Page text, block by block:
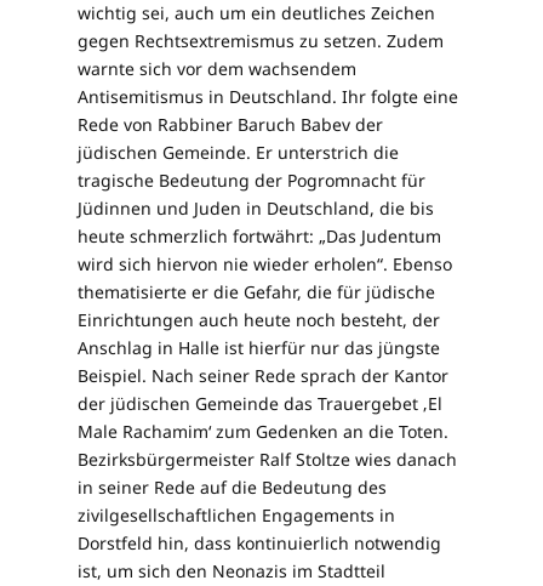
wichtig sei, auch um ein deutliches Zeichen
gegen Rechtsextremismus zu setzen. Zudem
warnte sich vor dem wachsendem
Antisemitismus in Deutschland. Ihr folgte eine
Rede von Rabbiner Baruch Babev der
jüdischen Gemeinde. Er unterstrich die
tragische Bedeutung der Pogromnacht für
Jüdinnen und Juden in Deutschland, die bis
heute schmerzlich fortwährt: „Das Judentum
wird sich hiervon nie wieder erholen“. Ebenso
thematisierte er die Gefahr, die für jüdische
Einrichtungen auch heute noch besteht, der
Anschlag in Halle ist hierfür nur das jüngste
Beispiel. Nach seiner Rede sprach der Kantor
der jüdischen Gemeinde das Trauergebet ‚El
Male Rachamim‘ zum Gedenken an die Toten.
Bezirksbürgermeister Ralf Stoltze wies danach
in seiner Rede auf die Bedeutung des
zivilgesellschaftlichen Engagements in
Dorstfeld hin, dass kontinuierlich notwendig
ist, um sich den Neonazis im Stadtteil